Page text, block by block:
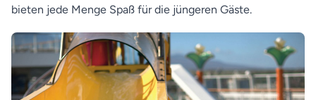
bieten jede Menge Spaß für die jüngeren Gäste.